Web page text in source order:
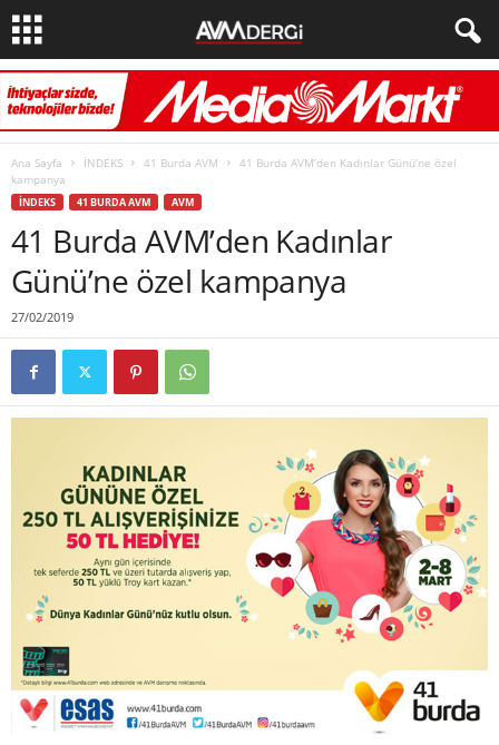
Ana Sayfa İNDEKS 41 Burda AVM
41 Burda AVM’den Kadınlar Günü’ne özel
kampanya
İNDEKS 41 BURDA AVM AVM
41 Burda AVM’den Kadınlar
Günü’ne özel kampanya
27/02/2019